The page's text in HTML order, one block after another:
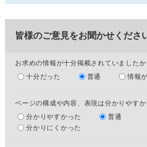
皆様のご意見をお聞かせくださ
お求めの情報が十分掲載されていましたか
十分だった
普通 情報
ページの構成や内容、表現は分かりやすか
分かりやすかった
普通
分かりにくかった